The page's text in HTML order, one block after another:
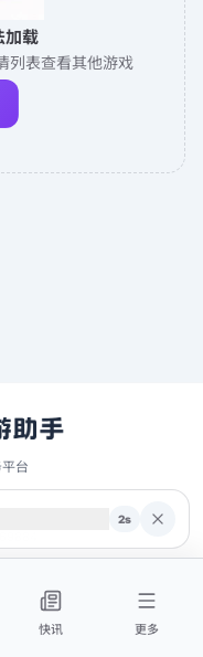
加载
列表查看其他游戏
台
参考，不构成投资建议
2s
快讯 更多